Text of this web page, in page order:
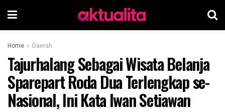
Home Daerah
Tajurhalang Sebagai Wisata Belanja
Sparepart Roda Dua Terlengkap se-
Nasional, Ini Kata Iwan Setiawan